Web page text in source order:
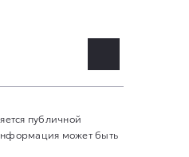
публичной
может быть